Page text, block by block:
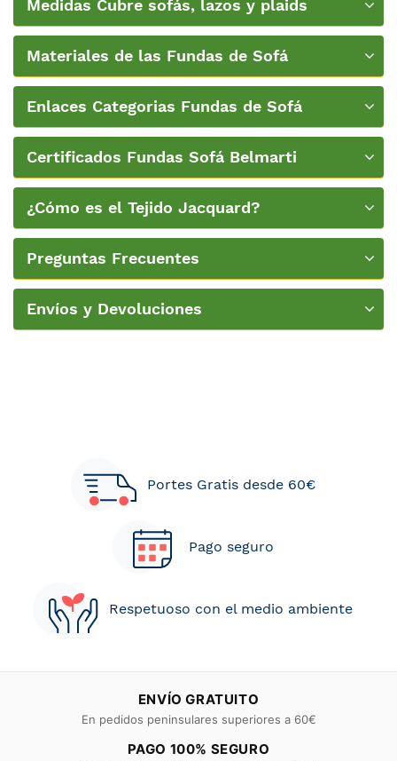
Medidas Cubre sofás, lazos y plaids
Materiales de las Fundas de Sofá
Enlaces Categorias Fundas de Sofá
Certificados Fundas Sofá Belmarti
¿Cómo es el Tejido Jacquard?
Preguntas Frecuentes
Envíos y Devoluciones
Portes Gratis desde 60€
Pago seguro
Respetuoso con el medio ambiente
ENVÍO GRATUITO
En pedidos peninsulares superiores a 60€
PAGO 100% SEGURO